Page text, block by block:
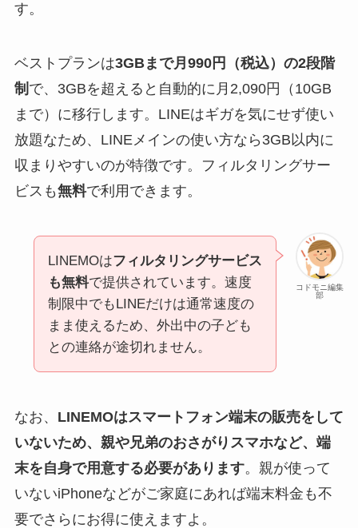
す。
ベストプランは3GBまで月990円（税込）の2段階
制 で、3GBを超えると自動的に月2,090円（10GB
まで）に移行します。LINEはギガを気にせず使い
放題なため、LINEメインの使い方なら3GB以内に
収まりやすいのが特徴です。フィルタリングサー
ビスも無料で利用できます。
コドモニ編集
部
LINEMOはフィルタリングサービス
も無料で提供されています。速度
制限中でもLINEだけは通常速度の
まま使えるため、外出中の子ども
との連絡が途切れません。
なお、 LINEMOはスマートフォン端末の販売をして
いないため、親や兄弟のおさがりスマホなど、端
末を自身で用意する必要があります。親が使って
いないiPhoneなどがご家庭にあれば端末料金も不
要でさらにお得に使えますよ。